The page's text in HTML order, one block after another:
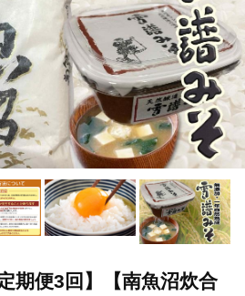
期便3回】【南魚沼炊合